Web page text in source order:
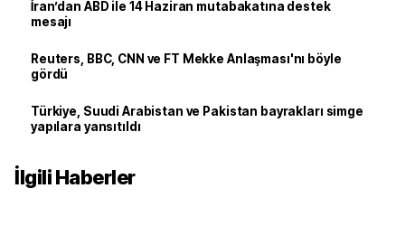
İran’dan ABD ile 14 Haziran mutabakatına destek
mesajı
Reuters, BBC, CNN ve FT Mekke Anlaşması'nı böyle
gördü
Türkiye, Suudi Arabistan ve Pakistan bayrakları simge
yapılara yansıtıldı
İlgili Haberler